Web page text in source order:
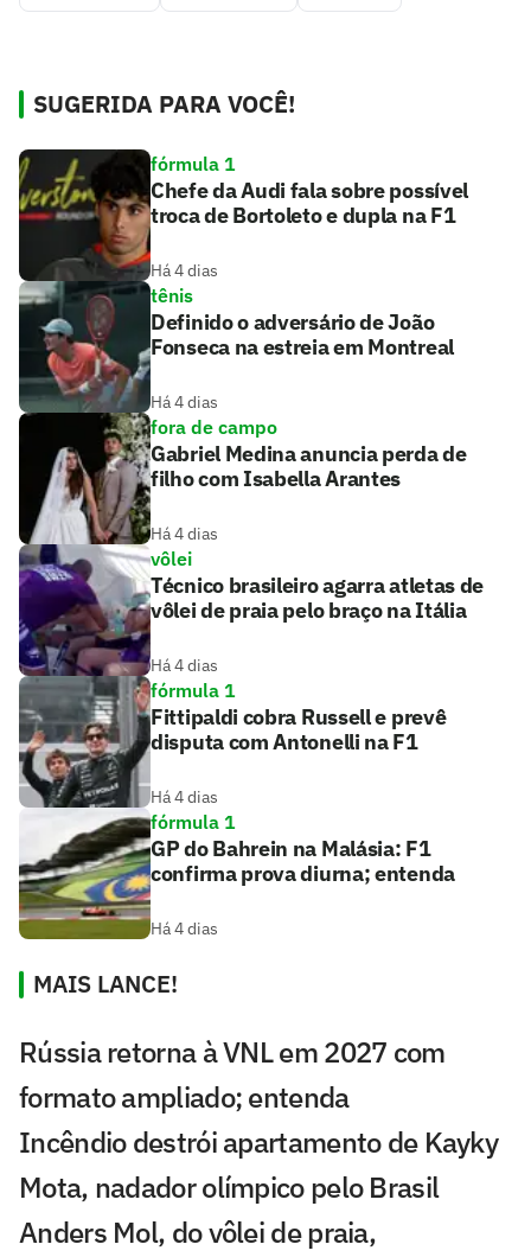
SUGERIDA PARA VOCÊ!
fórmula 1
Chefe da Audi fala sobre possível
troca de Bortoleto e dupla na F1
Há 4 dias
tênis
Definido o adversário de João
Fonseca na estreia em Montreal
Há 4 dias
fora de campo
Gabriel Medina anuncia perda de
filho com Isabella Arantes
Há 4 dias
vôlei
Técnico brasileiro agarra atletas de
vôlei de praia pelo braço na Itália
Há 4 dias
fórmula 1
Fittipaldi cobra Russell e prevê
disputa com Antonelli na F1
Há 4 dias
fórmula 1
GP do Bahrein na Malásia: F1
confirma prova diurna; entenda
Há 4 dias
MAIS LANCE!
Rússia retorna à VNL em 2027 com
formato ampliado; entenda
Incêndio destrói apartamento de Kayky
Mota, nadador olímpico pelo Brasil
Anders Mol, do vôlei de praia,